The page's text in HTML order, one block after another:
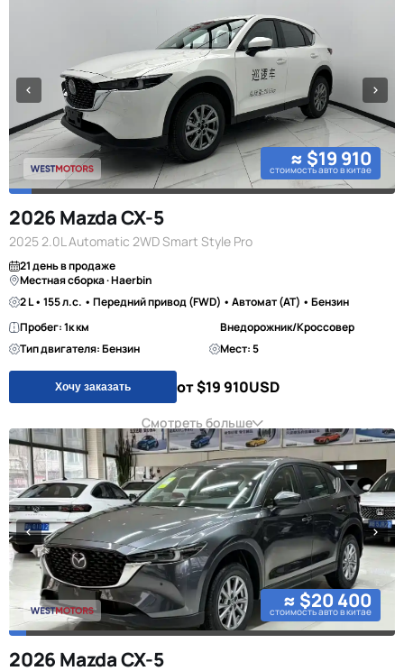
≈ $19 910
стоимость авто в китае
2026 Mazda CX-5
2025 2.0L Automatic 2WD Smart Style Pro
21 день в продаже
Местная сборка · Haerbin
2 L • 155 л.с. • Передний привод (FWD) • Автомат (AT) • Бензин
Пробег: 1к км
Внедорожник/Кроссовер
Тип двигателя: Бензин
Мест: 5
Хочу заказать от $19 910USD
Смотреть больше
≈ $20 400
стоимость авто в китае
2026 Mazda CX-5